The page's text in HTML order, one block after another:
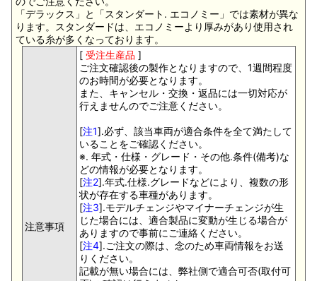
「デラックス」と「スタンダート. エコノミー」では素材が異な
ります。スタンダードは、エコノミーより厚みがあり使用され
ている糸が多くなっております。
注意事項
[ 受注生産品 ]
ご注文確認後の製作となりますので、1週間程度
のお時間が必要となります。
また、キャンセル・交換・返品には一切対応が
行えませんのでご注意ください。
[注1].必ず、該当車両が適合条件を全て満たして
いることをご確認ください。
※. 年式・仕様・グレード・その他.条件(備考)な
どの情報が必要となります。
[注2].年式.仕様.グレードなどにより、複数の形
状が存在する車種があります。
[注3].モデルチェンジやマイナーチェンジが生
じた場合には、適合製品に変動が生じる場合が
ありますので事前にご連絡ください。
[注4].ご注文の際は、念のため車両情報をお送
りください。
記載が無い場合には、弊社側で適合可否(取付可